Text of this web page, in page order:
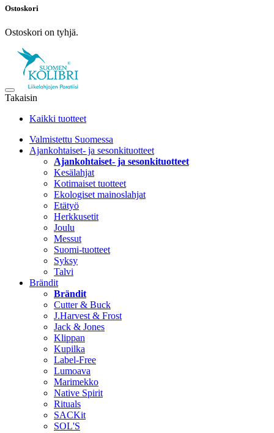
Ostoskori
Ostoskori on tyhjä.
Takaisin
Kaikki tuotteet
Valmistettu Suomessa
Ajankohtaiset- ja sesonkituotteet
Ajankohtaiset- ja sesonkituotteet
Kesälahjat
Kotimaiset tuotteet
Ekologiset mainoslahjat
Etätyö
Herkkusetit
Joulu
Messut
Suomi-tuotteet
Syksy
Talvi
Brändit
Brändit
Cutter & Buck
J.Harvest & Frost
Jack & Jones
Klippan
Kupilka
Label-Free
Lumoava
Marimekko
Native Spirit
Rituals
SACKit
SOL'S